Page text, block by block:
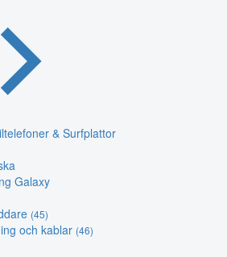
& Surfplattor
Galaxy
(45)
och kablar (46)